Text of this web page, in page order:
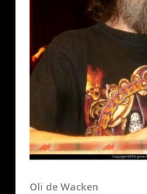
Oli de Wacken